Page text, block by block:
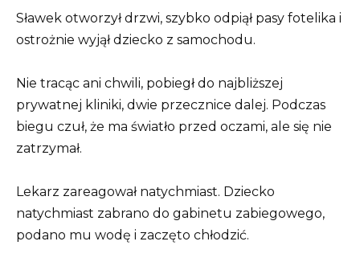
Sławek otworzył drzwi, szybko odpiął pasy fotelika i
ostrożnie wyjął dziecko z samochodu.
Nie tracąc ani chwili, pobiegł do najbliższej
prywatnej kliniki, dwie przecznice dalej. Podczas
biegu czuł, że ma światło przed oczami, ale się nie
zatrzymał.
Lekarz zareagował natychmiast. Dziecko
natychmiast zabrano do gabinetu zabiegowego,
podano mu wodę i zaczęto chłodzić.